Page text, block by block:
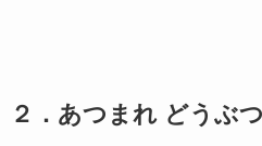
２．あつまれ どうぶ